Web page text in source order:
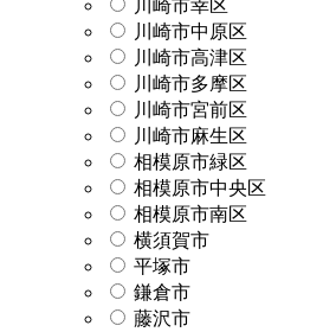
川崎市幸区
川崎市中原区
川崎市高津区
川崎市多摩区
川崎市宮前区
川崎市麻生区
相模原市緑区
相模原市中央区
相模原市南区
横須賀市
平塚市
鎌倉市
藤沢市